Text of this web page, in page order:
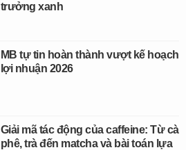
trưởng xanh
MB tự tin hoàn thành vượt kế hoạch
lợi nhuận 2026
Giải mã tác động của caffeine: Từ cà
phê, trà đến matcha và bài toán lựa